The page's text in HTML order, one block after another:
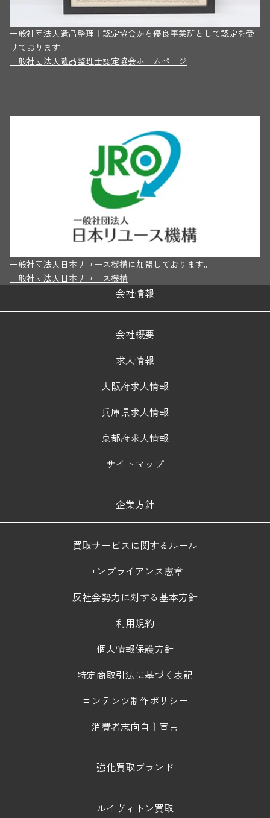
一般社団法人遺品整理士認定協会から優良事業所として認定を受
けております。
一般社団法人遺品整理士認定協会ホームページ
一般社団法人日本リユース機構に加盟しております。
一般社団法人日本リユース機構
会社情報
会社概要
求人情報
大阪府求人情報
兵庫県求人情報
京都府求人情報
サイトマップ
企業方針
買取サービスに関するルール
コンプライアンス憲章
反社会勢力に対する基本方針
利用規約
個人情報保護方針
特定商取引法に基づく表記
コンテンツ制作ポリシー
消費者志向自主宣言
強化買取ブランド
ルイヴィトン買取